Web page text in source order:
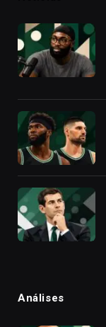
Análises